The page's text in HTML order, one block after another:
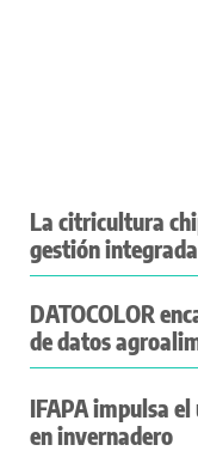
La citricultura
gestión
DATOCOLOR
de datos
IFAPA impulsa
en invernadero